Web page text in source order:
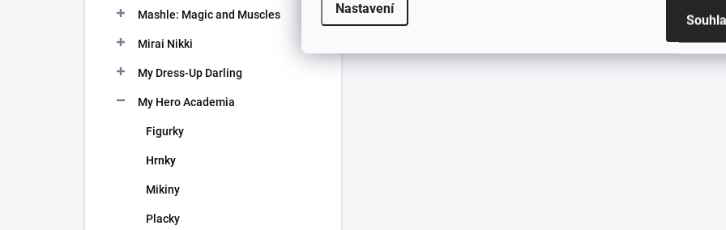
Nastavení
Mashle: Magic and Muscles
Mirai Nikki
My Dress-Up Darling
My Hero Academia
Figurky
Hrnky
Mikiny
Placky